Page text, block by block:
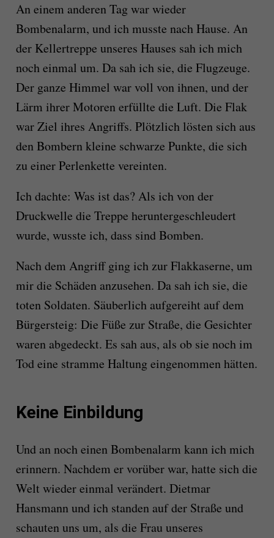
An einem anderen Tag war wieder
Bombenalarm, und ich musste nach Hause. An
der Kellertreppe unseres Hauses sah ich mich
noch einmal um. Da sah ich sie, die Flugzeuge.
Der ganze Himmel war voll von ihnen, und der
Lärm ihrer Motoren erfüllte die Luft. Die Flak
war Ziel ihres Angriffs. Plötzlich lösten sich aus
den Bombern kleine schwarze Punkte, die sich
zu einer Perlenkette vereinten.
Ich dachte: Was ist das? Als ich von der
Druckwelle die Treppe heruntergeschleudert
wurde, wusste ich, dass sind Bomben.
Nach dem Angriff ging ich zur Flakkaserne, um
mir die Schäden anzusehen. Da sah ich sie, die
toten Soldaten. Säuberlich aufgereiht auf dem
Bürgersteig: Die Füße zur Straße, die Gesichter
waren abgedeckt. Es sah aus, als ob sie noch im
Tod eine stramme Haltung eingenommen hätten.
Keine Einbildung
Und an noch einen Bombenalarm kann ich mich
erinnern. Nachdem er vorüber war, hatte sich die
Welt wieder einmal verändert. Dietmar
Hansmann und ich standen auf der Straße und
schauten uns um, als die Frau unseres